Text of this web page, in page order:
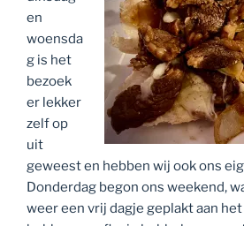
en
woensda
g is het
bezoek
er lekker
zelf op
uit
geweest en hebben wij ook ons
Donderdag begon ons weekend,
weer een vrij dagje geplakt aan